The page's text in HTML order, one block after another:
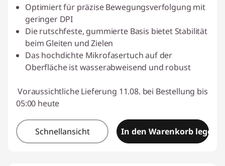
Optimiert für präzise Bewegungsverfolgung mit
geringer DPI
Die rutschfeste, gummierte Basis bietet Stabilität
beim Gleiten und Zielen
Das hochdichte Mikrofasertuch auf der
Oberfläche ist wasserabweisend und robust
Voraussichtliche Lieferung 11.08. bei Bestellung bis
05:00 heute
Schnellansicht In den Warenkorb legen